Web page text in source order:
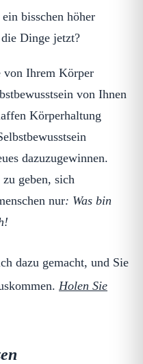
bisschen höher
Dinge jetzt?
von Ihrem Körper
von Ihnen
Körperhaltung
dazuzugewinnen.
geben, sich
nur: Was bin
dazu gemacht, und Sie
Holen Sie